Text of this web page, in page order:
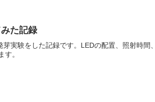
た記録
実験をした記録です。LEDの配置、照射時間
す。